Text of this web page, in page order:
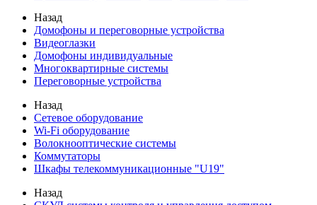
Назад
Домофоны и переговорные устройства
Видеоглазки
Домофоны индивидуальные
Многоквартирные системы
Переговорные устройства
Назад
Сетевое оборудование
Wi-Fi оборудование
Волокнооптические системы
Коммутаторы
Шкафы телекоммуникационные "U19"
Назад